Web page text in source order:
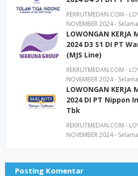
REKRUTMEDAN.COM -
NOVEMBER 2024 -
LOWONGAN KERJA
2024 D3 S1 DI PT
(MJS Line)
REKRUTMEDAN.COM -
NOVEMBER 2024 -
LOWONGAN KERJA
2024 DI PT Nippon
Tbk
REKRUTMEDAN.COM -
NOVEMBER 2024 -
Posting Komentar